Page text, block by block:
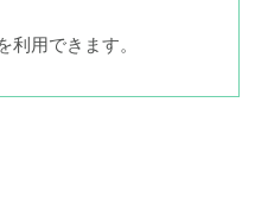
利用できます。